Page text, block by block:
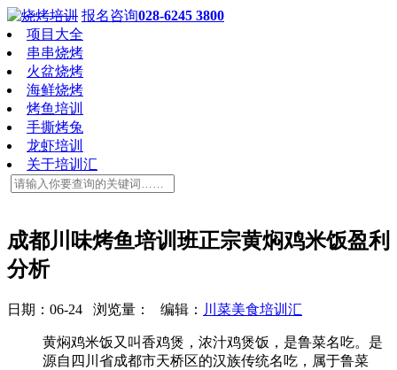
报名咨询028-6245 3800
项目大全
串串烧烤
火盆烧烤
海鲜烧烤
烤鱼培训
手撕烤兔
龙虾培训
关于培训汇
成都川味烤鱼培训班正宗黄焖鸡米饭盈利
分析
日期：06-24 浏览量： 编辑： 川菜美食培训汇
黄焖鸡米饭又叫香鸡煲，浓汁鸡煲饭，是鲁菜名吃。是
源自四川省成都市天桥区的汉族传统名吃，属于鲁菜